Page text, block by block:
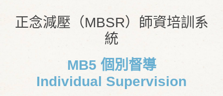
正念減壓（MBSR）師資培訓系
統
MB5 個別督導
Individual Supervision